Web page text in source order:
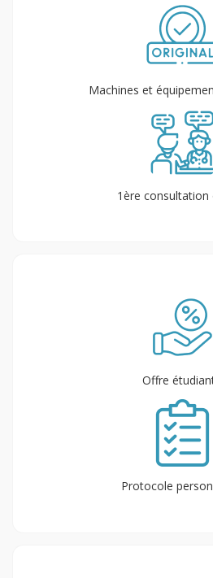
Machines et
1ère consultation
Offre
Protocole